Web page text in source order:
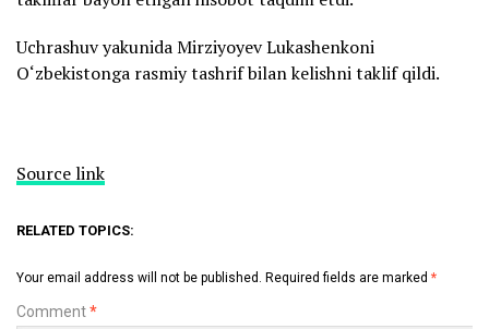
Uchrashuv yakunida Mirziyoyev Lukashenkoni
O‘zbekistonga rasmiy tashrif bilan kelishni taklif qildi.
Source link
RELATED TOPICS:
Your email address will not be published. Required fields are marked *
Comment*